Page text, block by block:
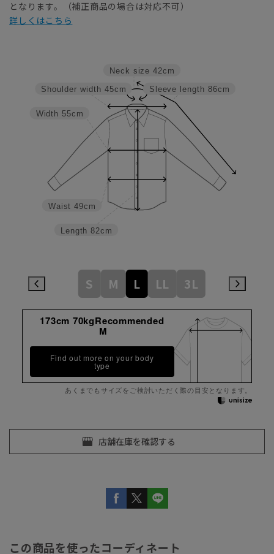
となります。（補正商品の場合は対応不可）
詳しくはこちら
Sleeve length 86cm
Neck size 42cm
Length 82cm
Waist 49cm
Width 55cm
Shoulder width 45cm
S M L LL 3L
173cm 70kgRecommended
M
Find out more on your body
type
あくまでもサイズをご検討いただく際の目安となります。
この商品を使ったコーディネート